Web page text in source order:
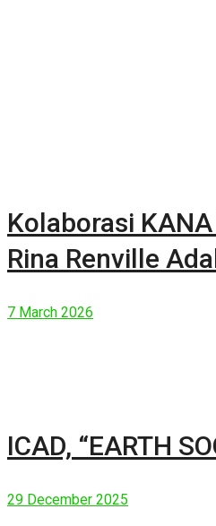
Kolaborasi
Rina Renville
7 March 2026
ICAD, “EARTH
29 December 2025